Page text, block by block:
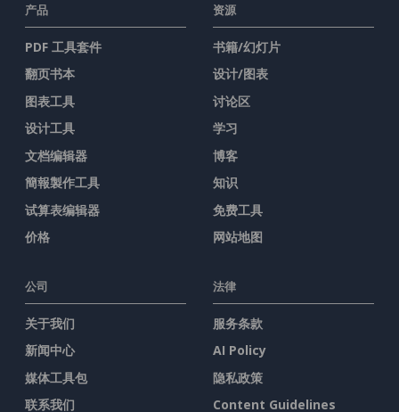
产品
PDF 工具套件
翻页书本
图表工具
设计工具
文档编辑器
簡報製作工具
试算表编辑器
价格
资源
书籍/幻灯片
设计/图表
讨论区
学习
博客
知识
免费工具
网站地图
公司
关于我们
新闻中心
媒体工具包
联系我们
法律
服务条款
AI Policy
隐私政策
Content Guidelines